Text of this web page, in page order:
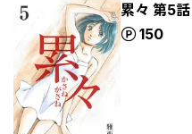
累々 第5話
150
ポイント